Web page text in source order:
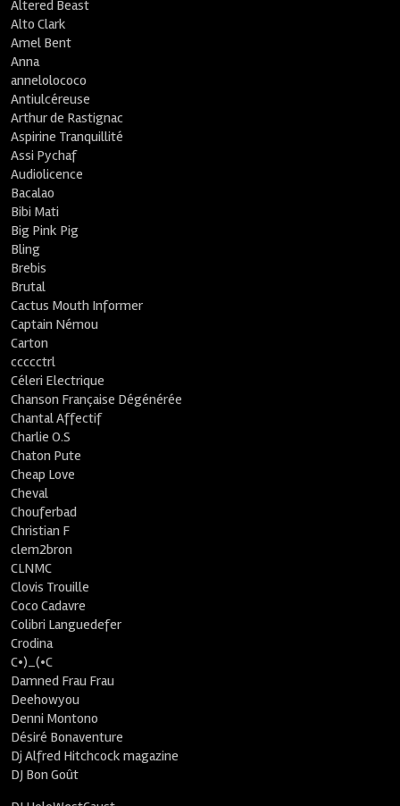
Altered Beast
Alto Clark
Amel Bent
Anna
annelolococo
Antiulcéreuse
Arthur de Rastignac
Aspirine Tranquillité
Assi Pychaf
Audiolicence
Bacalao
Bibi Mati
Big Pink Pig
Bling
Brebis
Brutal
Cactus Mouth Informer
Captain Némou
Carton
ccccctrl
Céleri Electrique
Chanson Française Dégénérée
Chantal Affectif
Charlie O.S
Chaton Pute
Cheap Love
Cheval
Chouferbad
Christian F
clem2bron
CLNMC
Clovis Trouille
Coco Cadavre
Colibri Languedefer
Crodina
C•)_(•C
Damned Frau Frau
Deehowyou
Denni Montono
Désiré Bonaventure
Dj Alfred Hitchcock magazine
DJ Bon Goût